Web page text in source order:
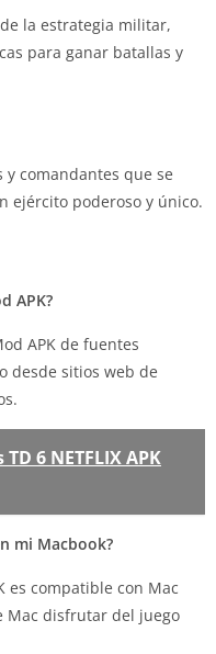
la estrategia militar,
para ganar batallas y
comandantes que se
ejército poderoso y único.
APK?
APK de fuentes
desde sitios web de
6 NETFLIX APK
mi Macbook?
es compatible con Mac
Mac disfrutar del juego